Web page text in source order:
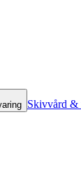
Skivvård &